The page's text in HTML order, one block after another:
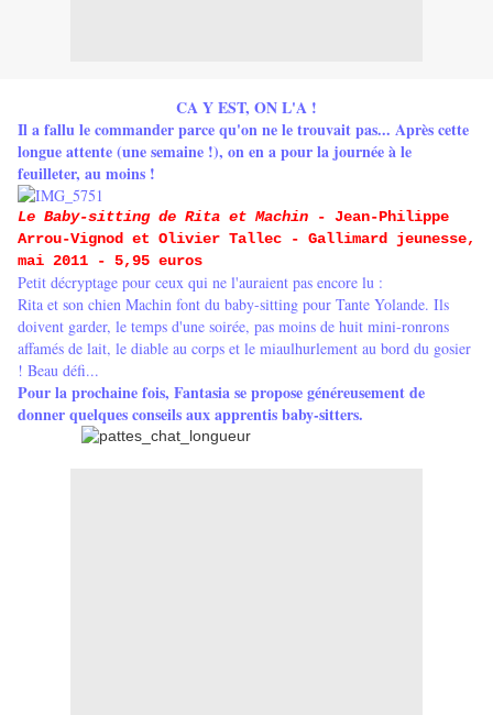
CA Y EST, ON L'A !
Il a fallu le commander parce qu'on ne le trouvait pas... Après cette
longue attente (une semaine !), on en a pour la journée à le
feuilleter, au moins !
Le Baby-sitting de Rita et Machin - Jean-Philippe
Arrou-Vignod et Olivier Tallec - Gallimard jeunesse,
mai 2011 - 5,95 euros
Petit décryptage pour ceux qui ne l'auraient pas encore lu :
Rita et son chien Machin font du baby-sitting pour Tante Yolande. Ils
doivent garder, le temps d'une soirée, pas moins de huit mini-ronrons
affamés de lait, le diable au corps et le miaulhurlement au bord du gosier
! Beau défi...
Pour la prochaine fois, Fantasia se propose généreusement de
donner quelques conseils aux apprentis baby-sitters.